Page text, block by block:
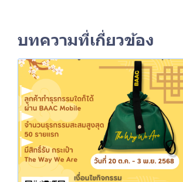
บทความที่เกี่ยวข้อง